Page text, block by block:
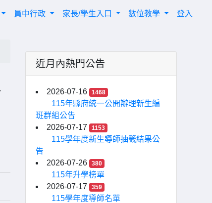
員中行政 家長/學生入口 數位教學 登入
近月內熱門公告
2026-07-16 1468
115年縣府統一公開辦理新生編
班群組公告
2026-07-17
1153
115學年度新生導師抽籤結果公
告
2026-07-26
380
115年升學榜單
2026-07-17
359
115學年度導師名單